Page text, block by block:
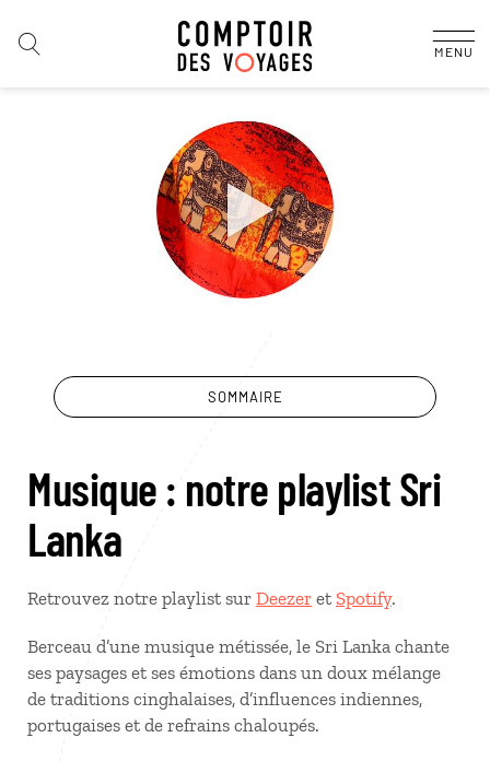
MENU
SOMMAIRE
Musique : notre playlist Sri
Lanka
Retrouvez notre playlist sur Deezer et Spotify.
Berceau d’une musique métissée, le Sri Lanka chante
ses paysages et ses émotions dans un doux mélange
de traditions cinghalaises, d’influences indiennes,
portugaises et de refrains chaloupés.